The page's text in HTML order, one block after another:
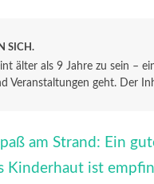
SICH.
älter als 9 Jahre zu sein –
Veranstaltungen geht. Der